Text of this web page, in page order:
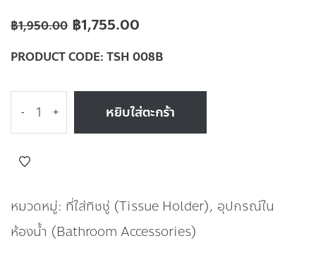
฿1,950.00 ฿1,755.00
PRODUCT CODE: TSH 008B
- + หยิบใส่ตะกร้า
หมวดหมู่: ที่ใส่ทิชชู่ (Tissue Holder), อุปกรณ์ใน
ห้องน้ำ (Bathroom Accessories)